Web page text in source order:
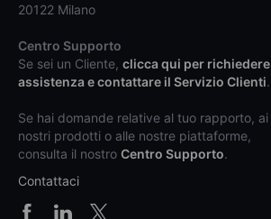
20122 Milano
Centro Supporto
Se sei un Cliente, clicca qui per richiedere
assistenza e contattare il Servizio Clienti.
Se hai domande relative al tuo rapporto, ai
nostri prodotti o alle nostre piattaforme,
consulta il nostro Centro Supporto.
Contattaci